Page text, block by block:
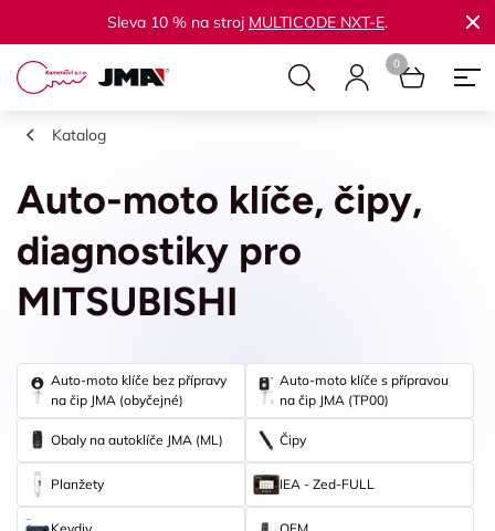
Sleva 10 % na stroj MULTICODE NXT-E.
Katalog
Auto-moto klíče, čipy,
diagnostiky pro
MITSUBISHI
Auto-moto klíče bez přípravy
na čip JMA (obyčejné)
Auto-moto klíče s přípravou
na čip JMA (TP00)
Obaly na autoklíče JMA (ML) Čipy
Planžety IEA - Zed-FULL